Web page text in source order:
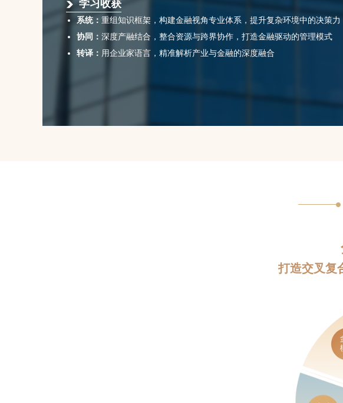
学习收获
系统： 重组知识框架，构建金融视角专业体系，提升复杂环境中的决策力
协同： 深度产融结合，整合资源与跨界协作，打造金融驱动的管理模式
转译： 用企业家语言，精准解析产业与金融的深度融合
打造交叉复